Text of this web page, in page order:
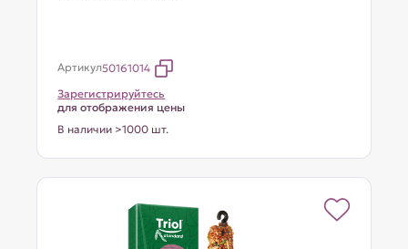
Артикул50161014
Зарегистрируйтесь
для отображения цены
В наличии >1000 шт.